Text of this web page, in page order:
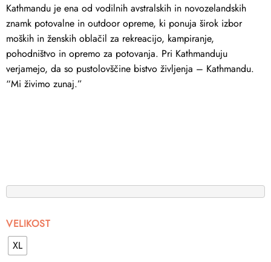
Kathmandu je ena od vodilnih avstralskih in novozelandskih
znamk potovalne in outdoor opreme, ki ponuja širok izbor
moških in ženskih oblačil za rekreacijo, kampiranje,
pohodništvo in opremo za potovanja. Pri Kathmanduju
verjamejo, da so pustolovščine bistvo življenja – Kathmandu.
“Mi živimo zunaj.”
VELIKOST
XL